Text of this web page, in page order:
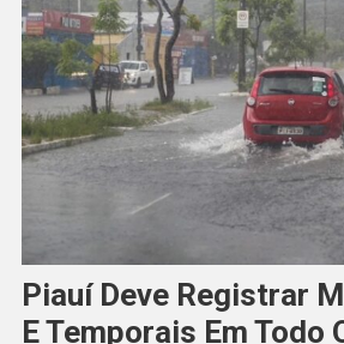
Piauí Deve Registrar
E Temporais Em Todo